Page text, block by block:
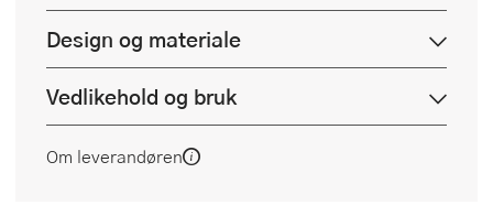
Design og materiale
Vedlikehold og bruk
Om leverandøren